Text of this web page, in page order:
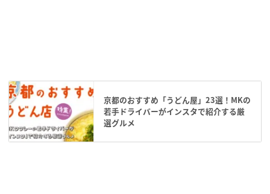
京都のおすすめ「うどん屋」23選！MKの
若手ドライバーがインスタで紹介する厳
選グルメ